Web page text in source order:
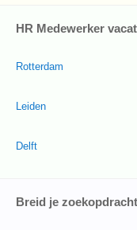
HR Medewerker
Rotterdam
Leiden
Delft
Breid je